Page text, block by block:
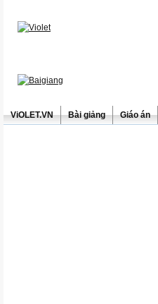
ViOLET.VN Bài giảng Giáo án